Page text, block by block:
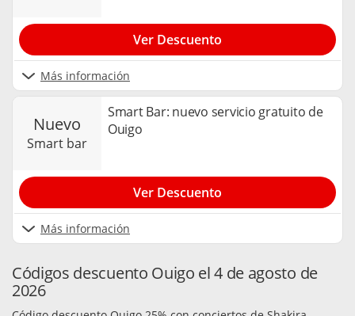
Más información
Ver Descuento
nuevo
smart bar
Smart Bar: nuevo servicio gratuito de
Ouigo
Más información
Ver Descuento
Códigos descuento Ouigo el 4 de agosto de
2026